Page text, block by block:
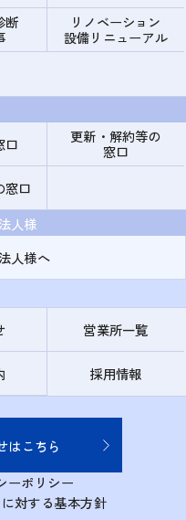
断
リノベーション
設備リニューアル
口
更新・解約等の
窓口
窓口
法人様
人様へ
営業所一覧
採用情報
はこちら
ーポリシー
対する基本方針